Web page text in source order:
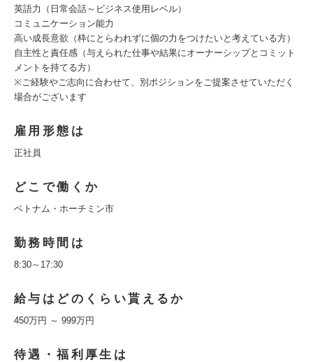
英語力（日常会話～ビジネス使用レベル）
コミュニケーション能力
高い成長意欲（枠にとらわれずに個の力をつけたいと考えている方）
自主性と責任感（与えられた仕事や結果にオーナーシップとコミット
メントを持てる方）
※ご経験やご志向に合わせて、別ポジションをご提案させていただく
場合がございます
雇用形態は
正社員
どこで働くか
ベトナム・ホーチミン市
勤務時間は
8:30～17:30
給与はどのくらい貰えるか
450万円 ～ 999万円
待遇・福利厚生は